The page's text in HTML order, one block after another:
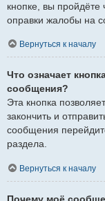
кнопке, вы
оправки жалобы на
Вернуться к началу
Что означает
сообщения?
Эта кнопка
закончить и
сообщения
раздела.
Вернуться к началу